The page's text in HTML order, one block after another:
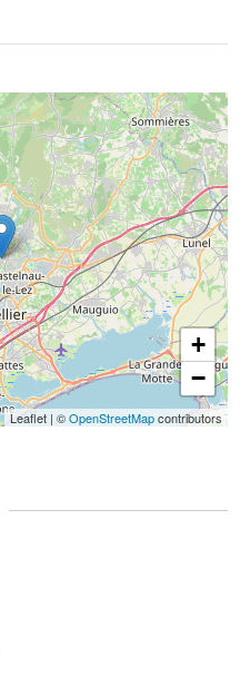
+
−
Leaflet | ©OpenStreetMapcontributors